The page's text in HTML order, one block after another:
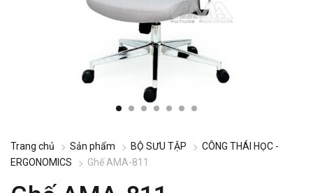
Trang chủ Sản phẩm BỘ SƯU TẬP
CÔNG THÁI HỌC -
ERGONOMICS
Ghế AMA-811